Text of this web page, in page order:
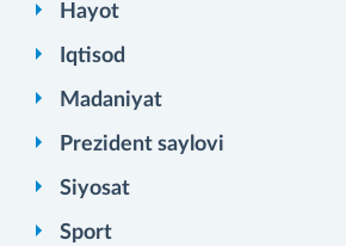
Hayot
Iqtisod
Madaniyat
Prezident saylovi
Siyosat
Sport